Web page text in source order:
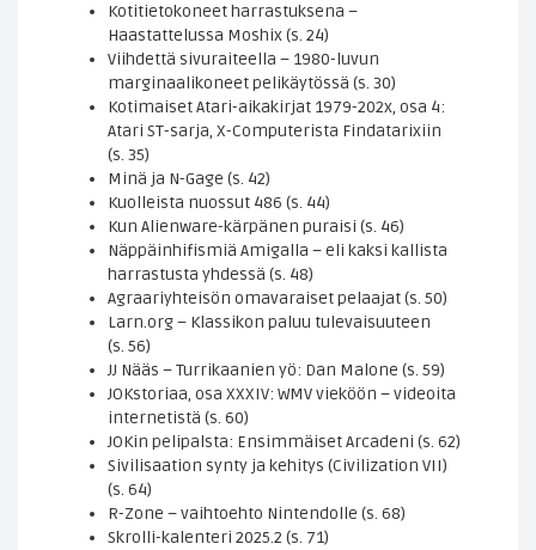
Kotitietokoneet harrastuksena –
Haastattelussa Moshix (s. 24)
Viihdettä sivuraiteella – 1980-luvun
marginaalikoneet pelikäytössä (s. 30)
Kotimaiset Atari-aikakirjat 1979-202x, osa 4:
Atari ST-sarja, X-Computerista Findatarixiin
(s. 35)
Minä ja N-Gage (s. 42)
Kuolleista nuossut 486 (s. 44)
Kun Alienware-kärpänen puraisi (s. 46)
Näppäinhifismiä Amigalla – eli kaksi kallista
harrastusta yhdessä (s. 48)
Agraariyhteisön omavaraiset pelaajat (s. 50)
Larn.org – Klassikon paluu tulevaisuuteen
(s. 56)
JJ Nääs – Turrikaanien yö: Dan Malone (s. 59)
JOKstoriaa, osa XXXIV: WMV vieköön – videoita
internetistä (s. 60)
JOKin pelipalsta: Ensimmäiset Arcadeni (s. 62)
Sivilisaation synty ja kehitys (Civilization VII)
(s. 64)
R-Zone – vaihtoehto Nintendolle (s. 68)
Skrolli-kalenteri 2025.2 (s. 71)